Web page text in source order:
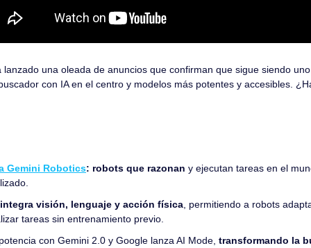
lanzado una oleada de anuncios que confirman que sigue siendo
con IA en el centro y modelos más potentes y accesibles.
Gemini Robotics: robots que razonan y ejecutan tareas en el
integra visión, lenguaje y acción física , permitiendo a robots
tareas sin entrenamiento previo.
con Gemini 2.0 y Google lanza AI Mode, transformando la